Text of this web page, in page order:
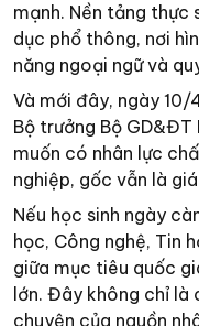
mạnh. Nền tảng thực
dục phổ thông, nơi
năng ngoại ngữ và
Và mới đây, ngày
Bộ trưởng Bộ GD&ĐT
muốn có nhân lực
nghiệp, gốc vẫn là
Nếu học sinh ngày
học, Công nghệ, Tin
giữa mục tiêu quốc
lớn. Đây không chỉ là
chuyện của nguồn